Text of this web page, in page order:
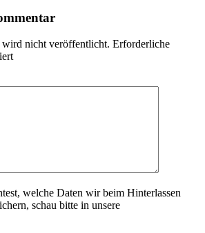
nicht veröffentlicht. Erforderliche
welche Daten wir beim Hinterlassen
schau bitte in unsere